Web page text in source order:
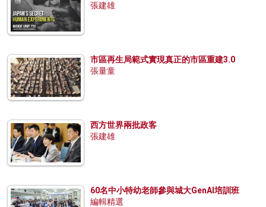
張建雄
市區再生局範式實現真正的市區重建3.0
張量童
西方世界兩批政客
張建雄
60名中小特幼老師參與城大GenAI培訓班
編輯精選